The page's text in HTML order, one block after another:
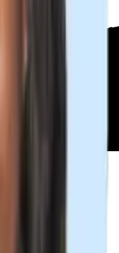
上如专家般搜寻候选